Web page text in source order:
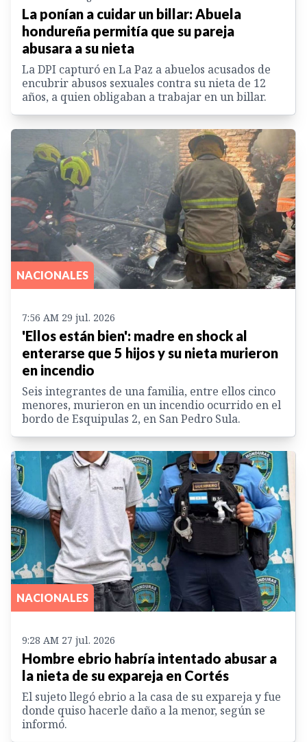
La ponían a cuidar un billar: Abuela
hondureña permitía que su pareja
abusara a su nieta
La DPI capturó en La Paz a abuelos acusados de
encubrir abusos sexuales contra su nieta de 12
años, a quien obligaban a trabajar en un billar.
NACIONALES
7:56 AM 29 jul. 2026
'Ellos están bien': madre en shock al
enterarse que 5 hijos y su nieta murieron
en incendio
Seis integrantes de una familia, entre ellos cinco
menores, murieron en un incendio ocurrido en el
bordo de Esquipulas 2, en San Pedro Sula.
NACIONALES
9:28 AM 27 jul. 2026
Hombre ebrio habría intentado abusar a
la nieta de su expareja en Cortés
El sujeto llegó ebrio a la casa de su expareja y fue
donde quiso hacerle daño a la menor, según se
informó.